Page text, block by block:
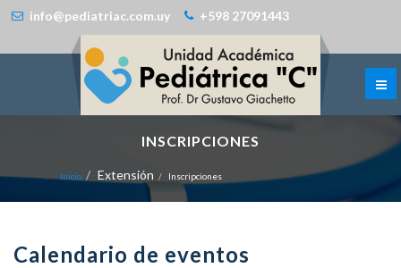
info@pediatriac.com.uy +598 27091443
INSCRIPCIONES
Inicio Extensión Inscripciones
Calendario de eventos